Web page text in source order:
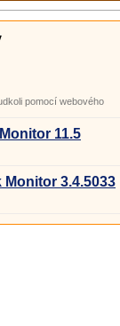
pomocí webového
11.5
Monitor 3.4.5033